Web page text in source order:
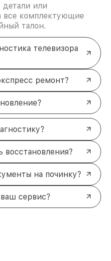
или
все комплектующие
талон.
телевизора
ремонт?
восстановления?
на починку?
сервис?